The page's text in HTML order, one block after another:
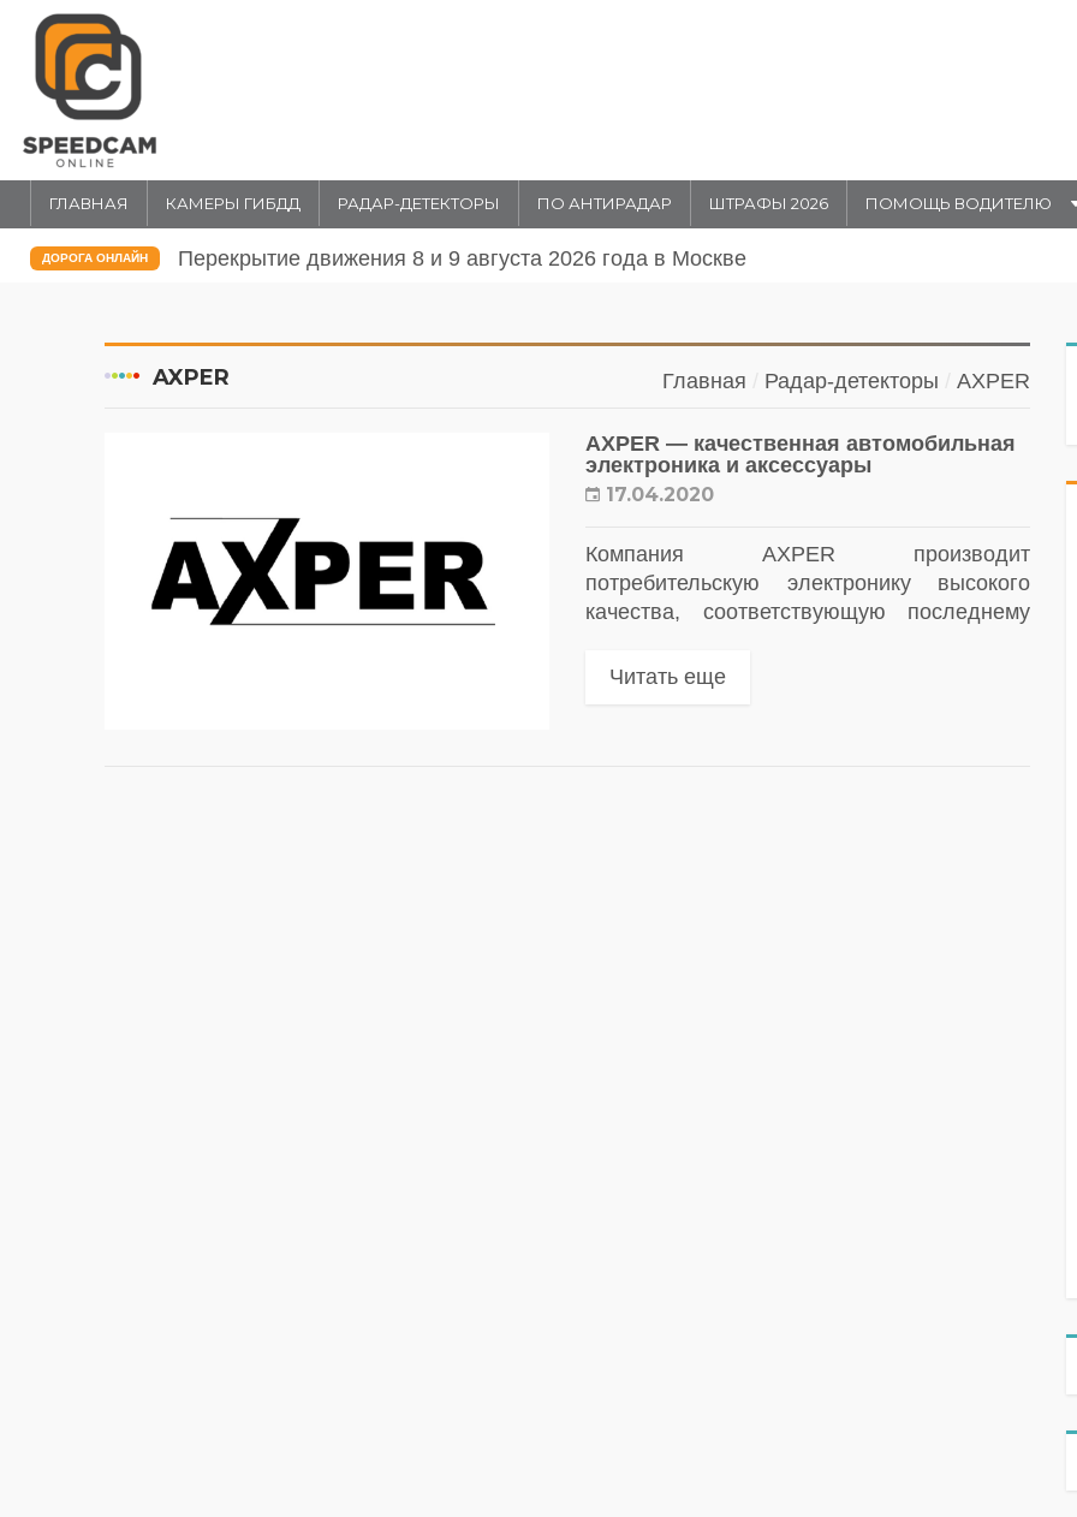
ГЛАВНАЯ КАМЕРЫ ГИБДД РАДАР-ДЕТЕКТОРЫ ПО АНТИРАДАР ШТРАФЫ 2026 ПОМОЩЬ ВОДИТЕЛЮ
ДОРОГА ОНЛАЙН Перекрытие движения 8 и 9 августа 2026 года в Москве
AXPER Главная Радар-детекторы AXPER
AXPER — качественная автомобильная
электроника и аксессуары
17.04.2020
Компания AXPER производит
потребительскую электронику высокого
качества, соответствующую последнему
Читать еще